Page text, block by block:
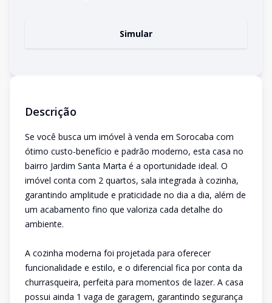
Simular
Descrição
Se você busca um imóvel à venda em Sorocaba com
ótimo custo-benefício e padrão moderno, esta casa no
bairro Jardim Santa Marta é a oportunidade ideal. O
imóvel conta com 2 quartos, sala integrada à cozinha,
garantindo amplitude e praticidade no dia a dia, além de
um acabamento fino que valoriza cada detalhe do
ambiente.
A cozinha moderna foi projetada para oferecer
funcionalidade e estilo, e o diferencial fica por conta da
churrasqueira, perfeita para momentos de lazer. A casa
possui ainda 1 vaga de garagem, garantindo segurança